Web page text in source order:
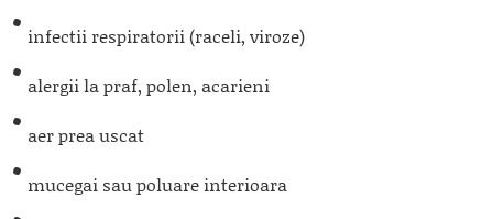
infectii respiratorii (raceli, viroze)
alergii la praf, polen, acarieni
aer prea uscat
mucegai sau poluare interioara